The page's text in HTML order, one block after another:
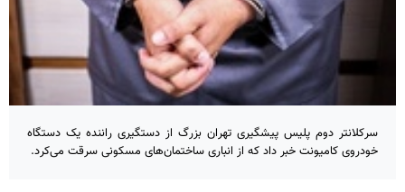
سرکلانتر دوم پلیس پیشگیری تهران بزرگ از دستگیری راننده یک دستگاه
خودروی کامیونت خبر داد که از انباری ساختمان‌های مسکونی سرقت می‌کرد.